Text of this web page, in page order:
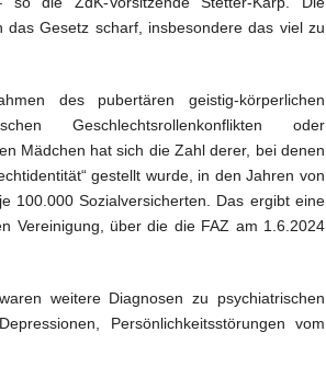
Gesetz scharf, insbesondere das viel zu
des pubertären geistig-körperlichen
Geschlechtsrollenkonflikten oder
Mädchen hat sich die Zahl derer, bei denen
gestellt wurde, in den Jahren von
100.000 Sozialversicherten. Das ergibt eine
Vereinigung, über die die FAZ am 1.6.2024
weitere Diagnosen zu psychiatrischen
Persönlichkeitsstörungen vom